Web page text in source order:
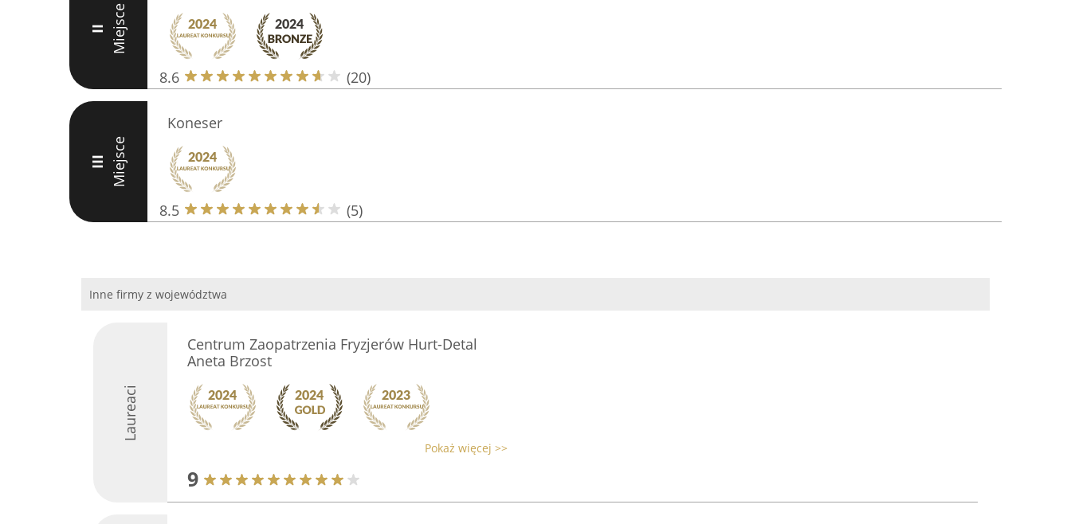
II Miejsce
8.6 (20)
III Miejsce
Koneser
8.5 (5)
Inne firmy z województwa
Laureaci
Centrum Zaopatrzenia Fryzjerów Hurt-Detal
Aneta Brzost
Pokaż więcej >>
9